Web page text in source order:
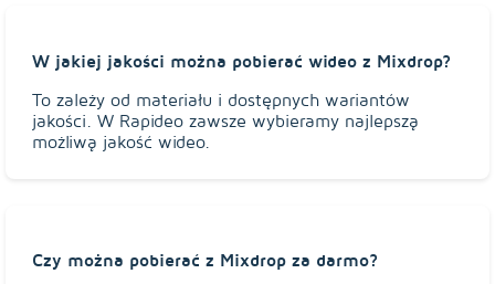
W jakiej jakości można pobierać wideo z Mixdrop?
To zależy od materiału i dostępnych wariantów
jakości. W Rapideo zawsze wybieramy najlepszą
możliwą jakość wideo.
Czy można pobierać z Mixdrop za darmo?